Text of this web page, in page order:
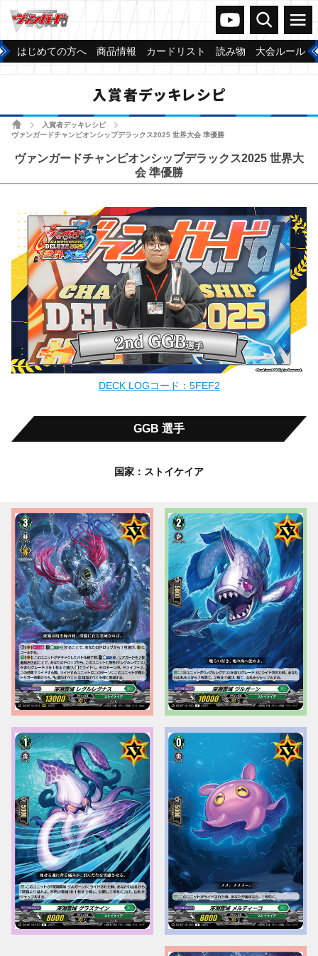
ヴァンガードch
検索 メニュー
はじめての方へ 商品情報 カードリスト 読み物 大会ルール
入賞者デッキレシピ
ホーム 入賞者デッキレシピ
ヴァンガードチャンピオンシップデラックス2025 世界大会 準優勝
ヴァンガードチャンピオンシップデラックス2025 世界大
会 準優勝
DECK LOGコード：5FEF2
GGB 選手
国家：ストイケイア